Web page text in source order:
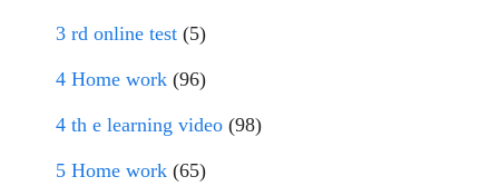
3 rd online test (5)
4 Home work (96)
4 th e learning video (98)
5 Home work (65)